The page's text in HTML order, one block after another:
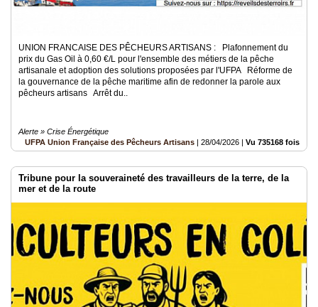
UNION FRANCAISE DES PÊCHEURS ARTISANS : Plafonnement du
prix du Gas Oil à 0,60 €/L pour l'ensemble des métiers de la pêche
artisanale et adoption des solutions proposées par l'UFPA Réforme de
la gouvernance de la pêche maritime afin de redonner la parole aux
pêcheurs artisans Arrêt du..
Alerte » Crise Énergétique
UFPA Union Française des Pêcheurs Artisans | 28/04/2026 | Vu 735168 fois
Tribune pour la souveraineté des travailleurs de la terre, de la
mer et de la route